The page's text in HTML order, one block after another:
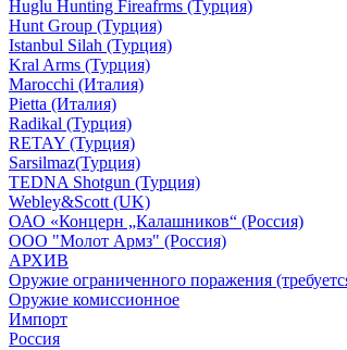
Huglu Hunting Fireafrms (Турция)
Hunt Group (Турция)
Istanbul Silah (Турция)
Kral Arms (Турция)
Marocchi (Италия)
Pietta (Италия)
Radikal (Турция)
RETAY (Турция)
Sarsilmaz(Турция)
TEDNA Shotgun (Турция)
Webley&Scott (UK)
ОАО «Концерн „Калашников“ (Россия)
ООО "Молот Армз" (Россия)
АРХИВ
Оружие ограниченного поражения
Оружие комиссионное
Импорт
Россия